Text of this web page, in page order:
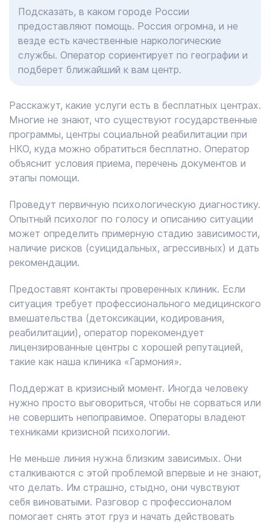
Подсказать, в каком городе России
предоставляют помощь. Россия огромна, и не
везде есть качественные наркологические
службы. Оператор сориентирует по географии и
подберет ближайший к вам центр.
Расскажут, какие услуги есть в бесплатных центрах.
Многие не знают, что существуют государственные
программы, центры социальной реабилитации при
НКО, куда можно обратиться бесплатно. Оператор
объяснит условия приема, перечень документов и
этапы помощи.
Проведут первичную психологическую диагностику.
Опытный психолог по голосу и описанию ситуации
может определить примерную стадию зависимости,
наличие рисков (суицидальных, агрессивных) и дать
рекомендации.
Предоставят контакты проверенных клиник. Если
ситуация требует профессионального медицинского
вмешательства (детоксикации, кодирования,
реабилитации), оператор порекомендует
лицензированные центры с хорошей репутацией,
такие как наша клиника «Гармония».
Поддержат в кризисный момент. Иногда человеку
нужно просто выговориться, чтобы не сорваться или
не совершить непоправимое. Операторы владеют
техниками кризисной психологии.
Не меньше линия нужна близким зависимых. Они
сталкиваются с этой проблемой впервые и не знают,
что делать. Им страшно, стыдно, они чувствуют
себя виноватыми. Разговор с профессионалом
помогает снять этот груз и начать действовать